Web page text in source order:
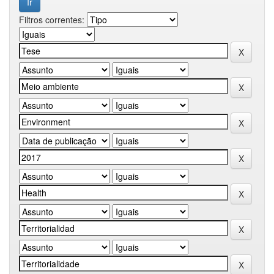
Filtros correntes: